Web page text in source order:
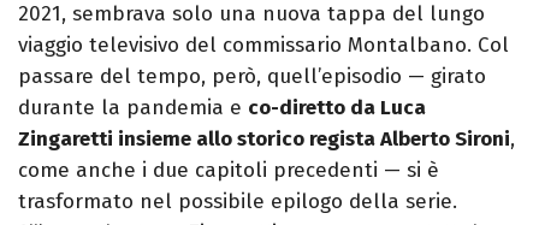
2021, sembrava solo una nuova tappa del lungo
viaggio televisivo del commissario Montalbano. Col
passare del tempo, però, quell’episodio — girato
durante la pandemia e co-diretto da Luca
Zingaretti insieme allo storico regista Alberto Sironi,
come anche i due capitoli precedenti — si è
trasformato nel possibile epilogo della serie.